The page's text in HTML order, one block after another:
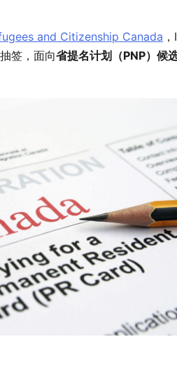
and Citizenship Canada
签，面向省提名计划（PNP）候